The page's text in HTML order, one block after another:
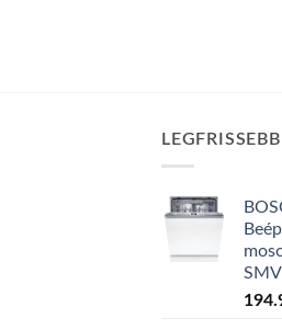
LEGFRISSEBB